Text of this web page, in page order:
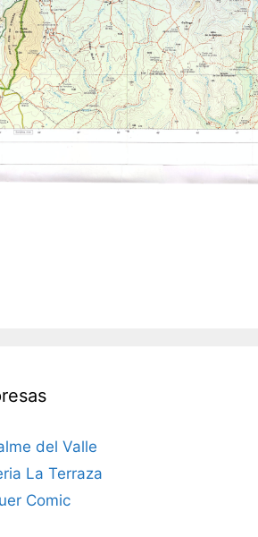
del Valle
La Terraza
Comic